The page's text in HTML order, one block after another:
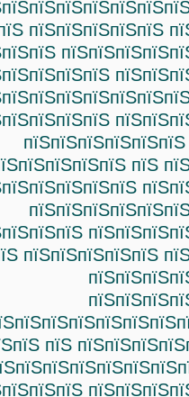
пїЅпїЅпїЅпїЅпїЅ
пїЅ
пїЅпїЅпїЅпїЅпїЅ
пїЅ